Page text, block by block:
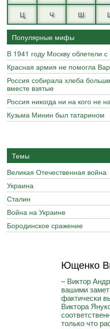
Ц
Ч Ш
Популярные мифы
В 1941 году Москву облетели с
Красная армия не помогла
Россия собирала хлеба
вместе взятые
Россия никогда ни на кого не
Кузьма Минин был татарином
Темы
Великая Отечественная война
Украина
Сталин
Война на Украине
Бородинское сражение
Ющенко
– Виктор
вашими
фактически
Виктора
только что